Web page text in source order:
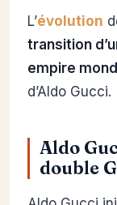
L’évolution
transition
empire
d’Aldo Gucci.
Aldo
double